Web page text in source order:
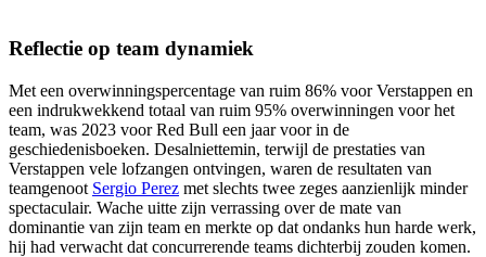
Reflectie op team dynamiek
Met een overwinningspercentage van ruim 86% voor Verstappen en
een indrukwekkend totaal van ruim 95% overwinningen voor het
team, was 2023 voor Red Bull een jaar voor in de
geschiedenisboeken. Desalniettemin, terwijl de prestaties van
Verstappen vele lofzangen ontvingen, waren de resultaten van
teamgenoot Sergio Perez met slechts twee zeges aanzienlijk minder
spectaculair. Wache uitte zijn verrassing over de mate van
dominantie van zijn team en merkte op dat ondanks hun harde werk,
hij had verwacht dat concurrerende teams dichterbij zouden komen.